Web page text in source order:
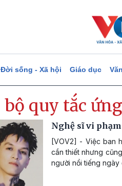
Đời sống - Xã hội Giáo dục
bộ quy tắc
Nghệ sĩ vi
[VOV2] - Việc ban
cần thiết nhưng
người nổi tiếng